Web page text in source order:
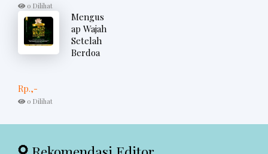
0 Dilihat
Mengus
ap Wajah
Setelah
Berdoa
Rp.,-
0 Dilihat